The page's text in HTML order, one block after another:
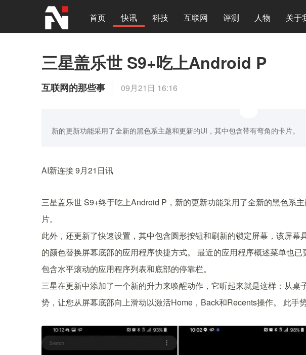
首页 快讯 科技 互联网 评测 人物 关于
三星盖乐世 S9+吃上Android P
互联网的那些事 09月21日 16:16
新的更新功能采用了全新的黑色系主题和更新的UI，其中包含带有弯角的卡片。
AI新连接 9月21日讯
三星盖乐世 S9+终于吃上Android P，新的更新功能采用了全新的黑色系
片。
此外，还更新了快速设置，其中包含圆形按钮和刷新的锁定屏幕，该屏
的颜色替换屏幕底部的应用程序快捷方式。 最近的应用程序概述菜单也
包含水平滚动的应用程序列表和底部的停靠栏。
三星在更新中添加了一个新的升力来唤醒动作，它听起来就是这样：从桌
势，让您从屏幕底部向上滑动以激活Home，Back和Recents操作。 此手